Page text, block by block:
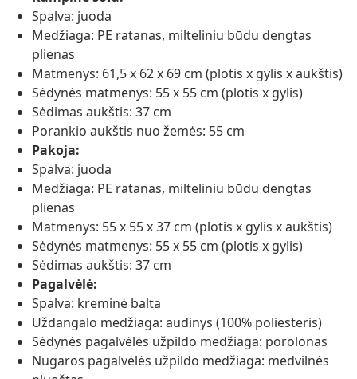
Spalva: juoda
Medžiaga: PE ratanas, milteliniu būdu dengtas
plienas
Matmenys: 61,5 x 62 x 69 cm (plotis x gylis x aukštis)
Sėdynės matmenys: 55 x 55 cm (plotis x gylis)
Sėdimas aukštis: 37 cm
Porankio aukštis nuo žemės: 55 cm
Pakoja:
Spalva: juoda
Medžiaga: PE ratanas, milteliniu būdu dengtas
plienas
Matmenys: 55 x 55 x 37 cm (plotis x gylis x aukštis)
Sėdynės matmenys: 55 x 55 cm (plotis x gylis)
Sėdimas aukštis: 37 cm
Pagalvėlė:
Spalva: kreminė balta
Uždangalo medžiaga: audinys (100% poliesteris)
Sėdynės pagalvėlės užpildo medžiaga: porolonas
Nugaros pagalvėlės užpildo medžiaga: medvilnės